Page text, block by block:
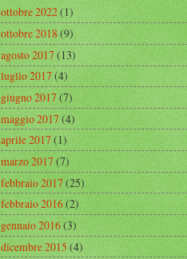
ottobre 2022(1)
ottobre 2018(9)
agosto 2017(13)
luglio 2017(4)
giugno 2017(7)
maggio 2017(4)
aprile 2017(1)
marzo 2017(7)
febbraio 2017(25)
febbraio 2016(2)
gennaio 2016(3)
dicembre 2015(4)